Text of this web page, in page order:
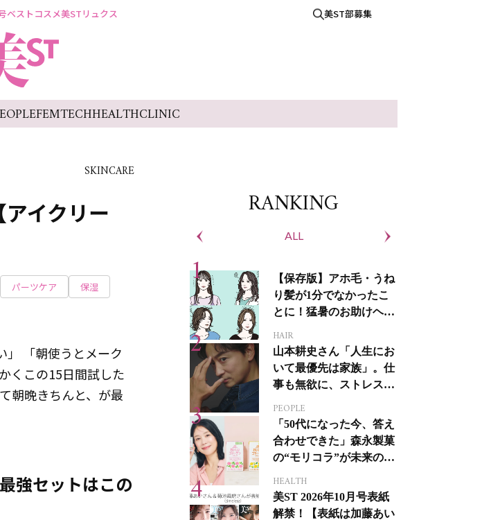
ベストコスメ美STリュクス 美ST部募集
FEMTECHHEALTHCLINIC
SKINCARE
イクリー
パーツケア 保湿
」 「朝使うとメーク
くこの15日間試した
朝晩きちんと、が最
強セットはこの
RANKING
ALL
【保存版】アホ毛・うね
り髪が1分でなかったこ
とに！猛暑のお助けヘア
HAIR
山本耕史さん「人生にお
いて最優先は家族」。仕
事も無欲に、ストレスを
PEOPLE
「50代になった今、答え
合わせできた」森永製菓
の“モリコラ”が未来のキ
HEALTH
美ST 2026年10月号表紙
解禁！【表紙は加藤あい